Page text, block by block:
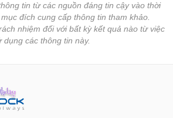
tin từ các nguồn đáng tin cậy vào thời
đích cung cấp thông tin tham khảo.
nhiệm đối với bất kỳ kết quả nào từ việc
dụng các thông tin này.